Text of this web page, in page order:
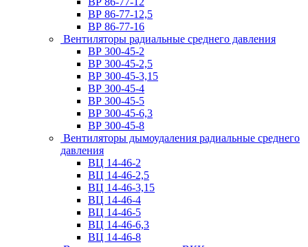
ВР 86-77-12,5
ВР 86-77-16
Вентиляторы радиальные среднего давления
ВР 300-45-2
ВР 300-45-2,5
ВР 300-45-3,15
ВР 300-45-4
ВР 300-45-5
ВР 300-45-6,3
ВР 300-45-8
Вентиляторы дымоудаления радиальные среднего
давления
ВЦ 14-46-2
ВЦ 14-46-2,5
ВЦ 14-46-3,15
ВЦ 14-46-4
ВЦ 14-46-5
ВЦ 14-46-6,3
ВЦ 14-46-8